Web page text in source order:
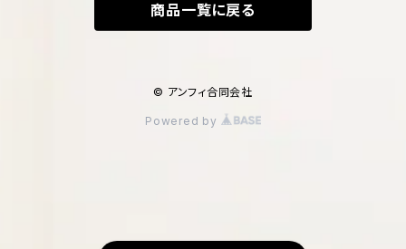
魚類 Pisces
商品一覧に戻る
© アンフィ合同会社
Powered by